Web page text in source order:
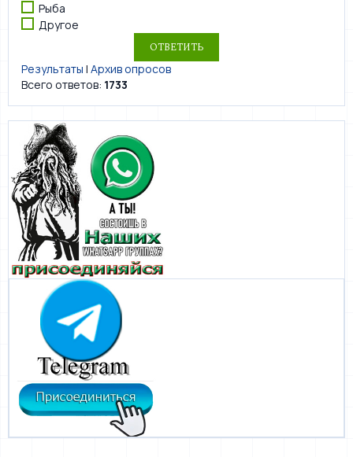
Рыба
Другое
Результаты | Архив опросов
Всего ответов: 1733